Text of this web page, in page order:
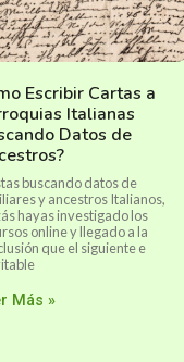
Escribir Cartas a
Italianas
Datos de
buscando datos de
y ancestros Italianos,
hayas investigado los
online y llegado a la
que el siguiente e
Más »